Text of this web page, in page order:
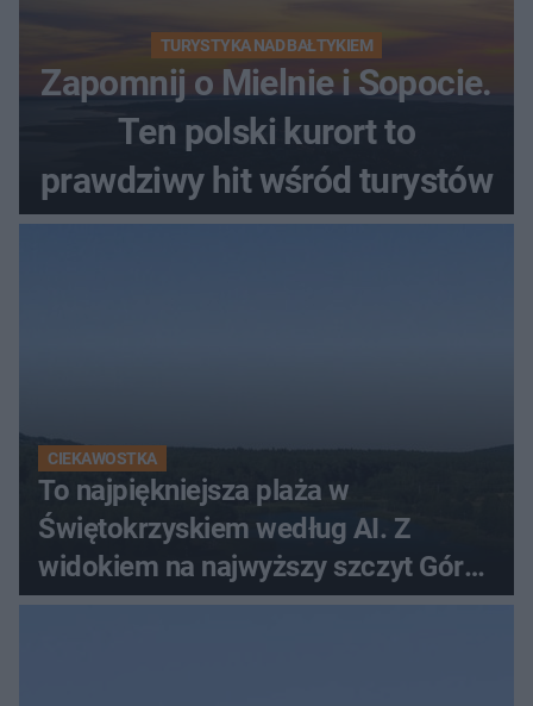
TURYSTYKA NAD BAŁTYKIEM
Zapomnij o Mielnie i Sopocie.
Ten polski kurort to
prawdziwy hit wśród turystów
CIEKAWOSTKA
To najpiękniejsza plaża w
Świętokrzyskiem według AI. Z
widokiem na najwyższy szczyt Gór
Świętokrzyskich